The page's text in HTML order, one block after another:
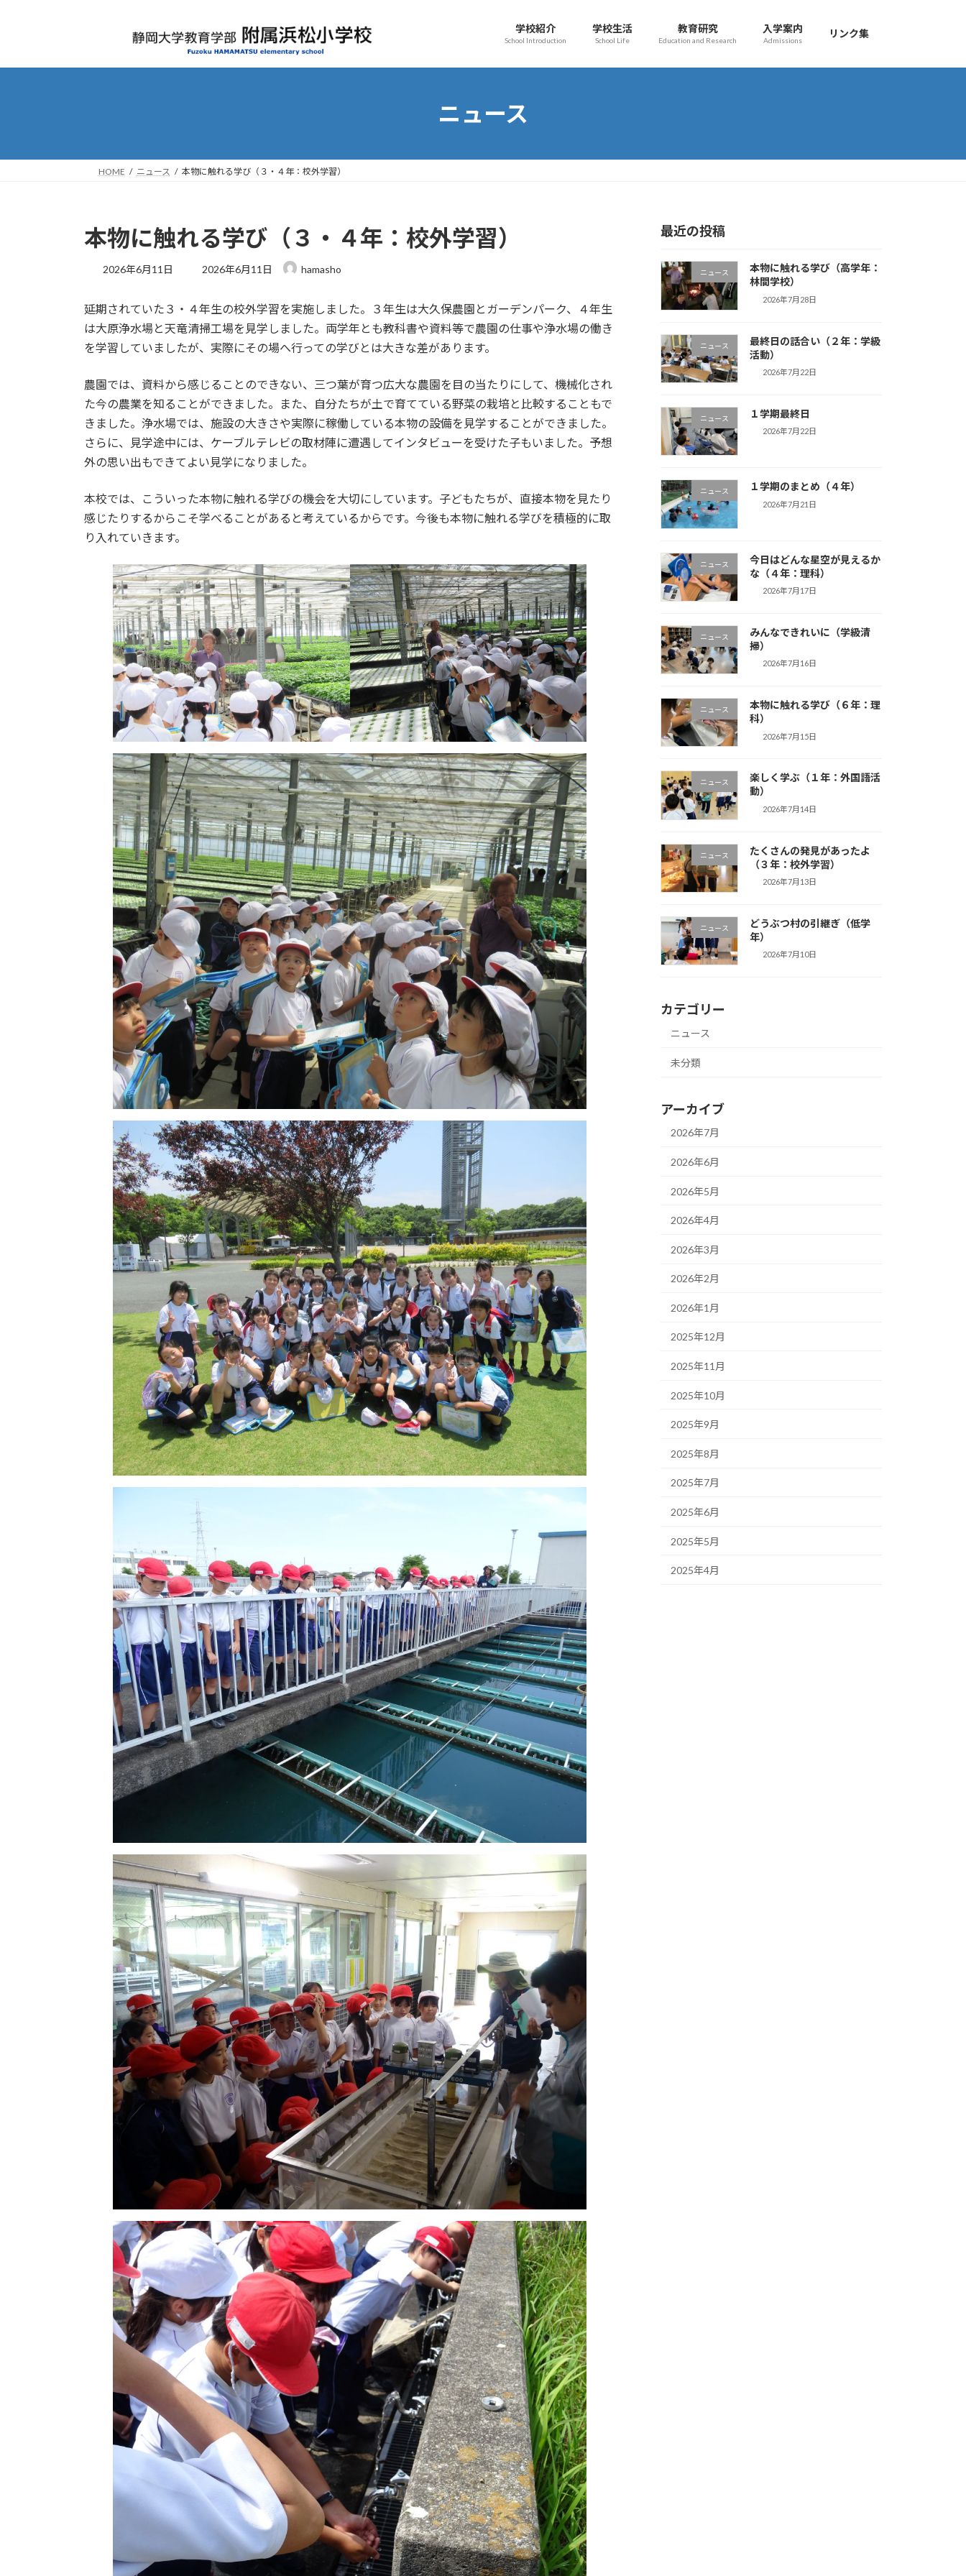
プ
動
学校紹介
School Introduction
学校生活
School Life
教育研究
Education and Research
入学案内
Admissions
リンク集
ニュース
HOME ニュース 本物に触れる学び（３・４年：校外学習）
本物に触れる学び（３・４年：校外学習）
2026年6月11日
最
新
日
:
2026年6月11日 hamasho
延期されていた３・４年生の校外学習を実施しました。３年生は大久保農園とガーデンパーク、４年生
は大原浄水場と天竜清掃工場を見学しました。両学年とも教科書や資料等で農園の仕事や浄水場の働き
を学習していましたが、実際にその場へ行っての学びとは大きな差があります。
農園では、資料から感じることのできない、三つ葉が育つ広大な農園を目の当たりにして、機械化され
た今の農業を知ることができました。また、自分たちが土で育てている野菜の栽培と比較することもで
きました。浄水場では、施設の大きさや実際に稼働している本物の設備を見学することができました。
さらに、見学途中には、ケーブルテレビの取材陣に遭遇してインタビューを受けた子もいました。予想
外の思い出もできてよい見学になりました。
本校では、こういった本物に触れる学びの機会を大切にしています。子どもたちが、直接本物を見たり
感じたりするからこそ学べることがあると考えているからです。今後も本物に触れる学びを積極的に取
り入れていきます。
最近の投稿
ニュース
本物に触れる学び（高学年：
林間学校）
2026年7月28日
ニュース
最終日の話合い（２年：学級
活動）
2026年7月22日
ニュース １学期最終日
2026年7月22日
ニュース １学期のまとめ（４年）
2026年7月21日
ニュース
今日はどんな星空が見えるか
な（４年：理科）
2026年7月17日
ニュース
みんなできれいに（学級清
掃）
2026年7月16日
ニュース
本物に触れる学び（６年：理
科）
2026年7月15日
ニュース
楽しく学ぶ（１年：外国語活
動）
2026年7月14日
ニュース
たくさんの発見があったよ
（３年：校外学習）
2026年7月13日
ニュース
どうぶつ村の引継ぎ（低学
年）
2026年7月10日
カテゴリー
ニュース
未分類
アーカイブ
2026年7月
2026年6月
2026年5月
2026年4月
2026年3月
2026年2月
2026年1月
2025年12月
2025年11月
2025年10月
2025年9月
2025年8月
2025年7月
2025年6月
2025年5月
2025年4月